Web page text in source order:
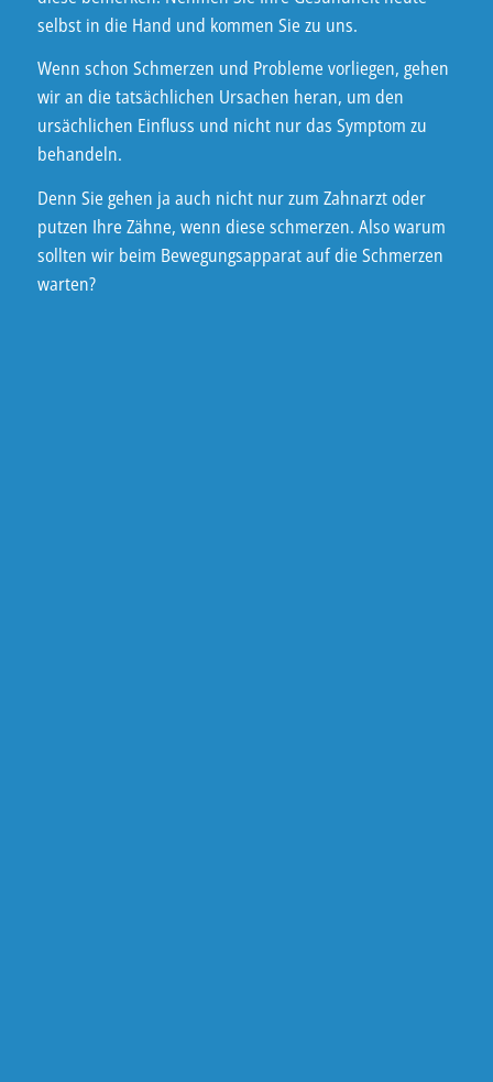
selbst in die Hand und kommen Sie zu uns.
Wenn schon Schmerzen und Probleme vorliegen, gehen
wir an die tatsächlichen Ursachen heran, um den
ursächlichen Einfluss und nicht nur das Symptom zu
behandeln.
Denn Sie gehen ja auch nicht nur zum Zahnarzt oder
putzen Ihre Zähne, wenn diese schmerzen. Also warum
sollten wir beim Bewegungsapparat auf die Schmerzen
warten?